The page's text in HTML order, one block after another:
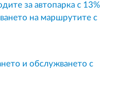
за автопарка с 13%
на маршрутите с
и обслужването с